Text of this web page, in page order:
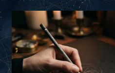
:
3
MESSAGES
DE
VOTRE
ANGE